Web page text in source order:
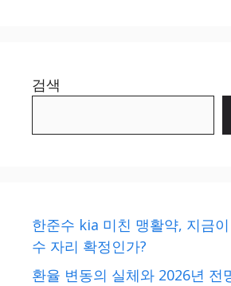
검색
한준수 kia 미친 맹활약, 지금
수 자리 확정인가?
환율 변동의 실체와 2026년 전